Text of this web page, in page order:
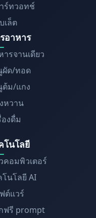
ร์ทวอทช์
เล็ต
อาหาร
ารจานเดียว
ผัด/ทอด
ต้ม/แกง
หวาน
องดื่ม
โนโลยี
คอมพิวเตอร์
โนโลยี AI
ต์แวร์
ฟรี prompt